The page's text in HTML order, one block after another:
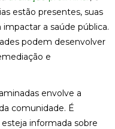
estão presentes, suas
a saúde pública.
podem desenvolver
e
envolve a
comunidade. É
informada sobre